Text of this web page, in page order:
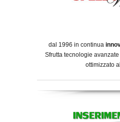
dal 1996 in continua
Sfrutta tecnologie
ottimizzato